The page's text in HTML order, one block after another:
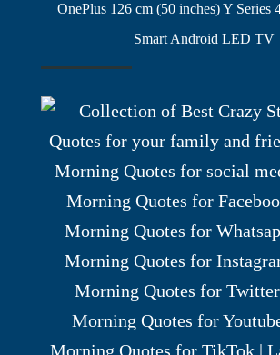
OnePlus 126 cm (50 inches) Y
Smart Android LED TV